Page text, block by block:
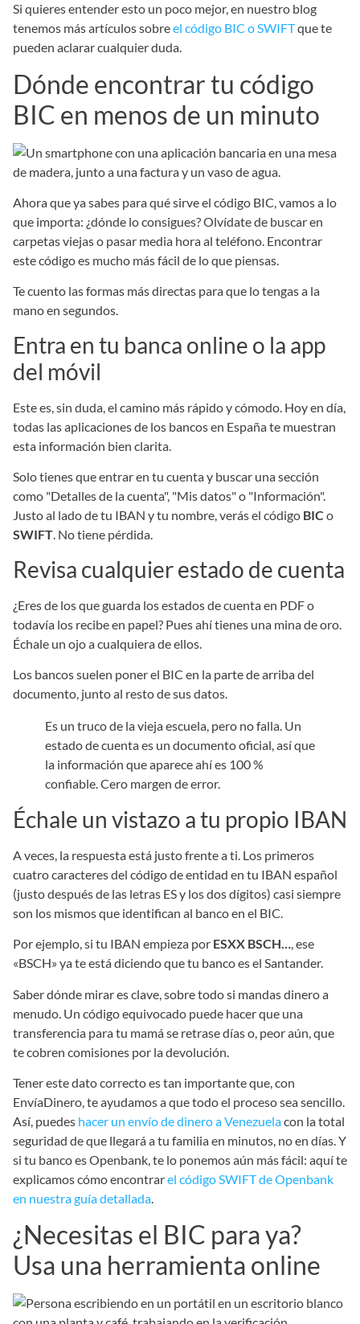
Si quieres entender esto un poco mejor, en nuestro blog
tenemos más artículos sobreel código BIC o SWIFTque te
pueden aclarar cualquier duda.
Dónde encontrar tu código
BIC en menos de un minuto
Ahora que ya sabes para qué sirve el código BIC, vamos a lo
que importa: ¿dónde lo consigues? Olvídate de buscar en
carpetas viejas o pasar media hora al teléfono. Encontrar
este código es mucho más fácil de lo que piensas.
Te cuento las formas más directas para que lo tengas a la
mano en segundos.
Entra en tu banca online o la app
del móvil
Este es, sin duda, el camino más rápido y cómodo. Hoy en día,
todas las aplicaciones de los bancos en España te muestran
esta información bien clarita.
Solo tienes que entrar en tu cuenta y buscar una sección
como "Detalles de la cuenta", "Mis datos" o "Información".
Justo al lado de tu IBAN y tu nombre, verás el código BIC o
SWIFT. No tiene pérdida.
Revisa cualquier estado de cuenta
¿Eres de los que guarda los estados de cuenta en PDF o
todavía los recibe en papel? Pues ahí tienes una mina de oro.
Échale un ojo a cualquiera de ellos.
Los bancos suelen poner el BIC en la parte de arriba del
documento, junto al resto de sus datos.
Es un truco de la vieja escuela, pero no falla. Un
estado de cuenta es un documento oficial, así que
la información que aparece ahí es 100 %
confiable. Cero margen de error.
Échale un vistazo a tu propio IBAN
A veces, la respuesta está justo frente a ti. Los primeros
cuatro caracteres del código de entidad en tu IBAN español
(justo después de las letras ES y los dos dígitos) casi siempre
son los mismos que identifican al banco en el BIC.
Por ejemplo, si tu IBAN empieza por ESXX BSCH…, ese
«BSCH» ya te está diciendo que tu banco es el Santander.
Saber dónde mirar es clave, sobre todo si mandas dinero a
menudo. Un código equivocado puede hacer que una
transferencia para tu mamá se retrase días o, peor aún, que
te cobren comisiones por la devolución.
Tener este dato correcto es tan importante que, con
EnvíaDinero, te ayudamos a que todo el proceso sea sencillo.
Así, puedes hacer un envío de dinero a Venezuelacon la total
seguridad de que llegará a tu familia en minutos, no en días. Y
si tu banco es Openbank, te lo ponemos aún más fácil: aquí te
explicamos cómo encontrarel código SWIFT de Openbank
en nuestra guía detallada.
¿Necesitas el BIC para ya?
Usa una herramienta online